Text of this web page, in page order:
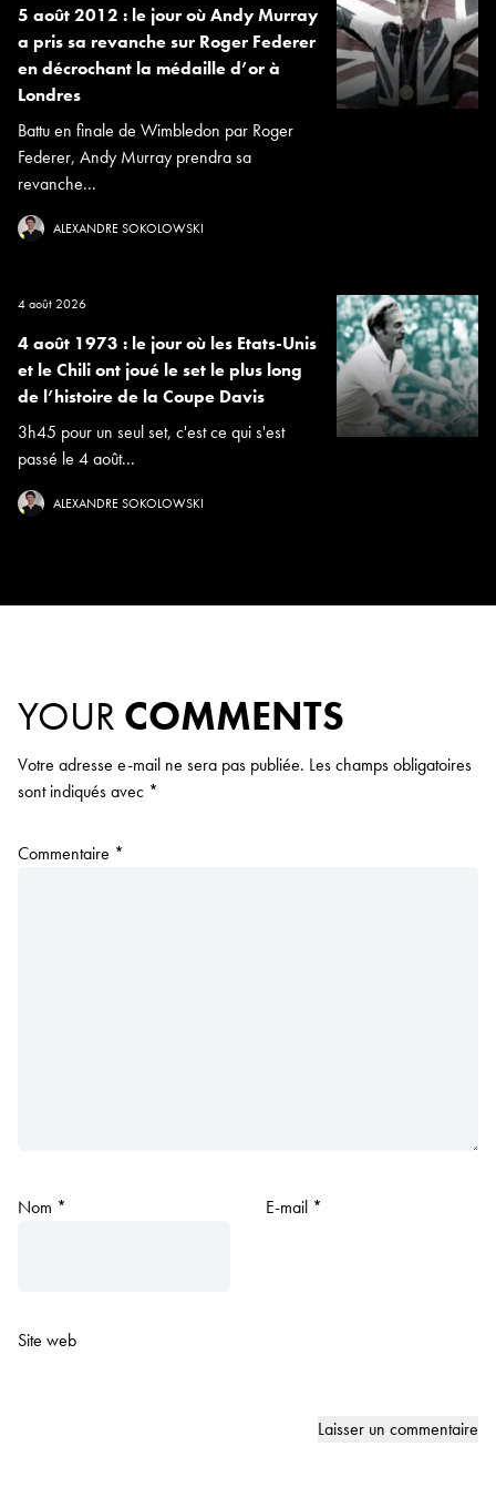
5 août 2012 : le jour où Andy Murray
a pris sa revanche sur Roger Federer
en décrochant la médaille d’or à
Londres
Battu en finale de Wimbledon par Roger
Federer, Andy Murray prendra sa
revanche...
ALEXANDRE SOKOLOWSKI
4 août 2026
4 août 1973 : le jour où les Etats-Unis
et le Chili ont joué le set le plus long
de l’histoire de la Coupe Davis
3h45 pour un seul set, c'est ce qui s'est
passé le 4 août...
ALEXANDRE SOKOLOWSKI
YOUR COMMENTS
Votre adresse e-mail ne sera pas publiée. Les champs obligatoires
sont indiqués avec *
Commentaire *
Nom * E-mail *
Site web